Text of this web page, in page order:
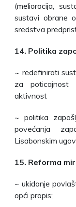
(melioracija,
sustavi obrane
sredstva
14. Politika
~ redefinirati
za poticajnost
aktivnost
~ politika
povećanja
Lisabonskim
15. Reforma
~ ukidanje
opći propis;